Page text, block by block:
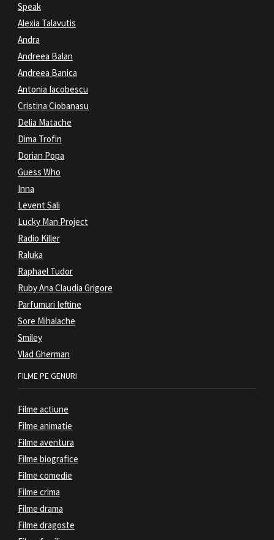
Speak
Alexia Talavutis
Andra
Andreea Balan
Andreea Banica
Antonia Iacobescu
Cristina Ciobanasu
Delia Matache
Dima Trofin
Dorian Popa
Guess Who
Inna
Levent Sali
Lucky Man Project
Radio Killer
Raluka
Raphael Tudor
Ruby Ana Claudia Grigore
Parfumuri Ieftine
Sore Mihalache
Smiley
Vlad Gherman
FILME PE GENURI
Filme actiune
Filme animatie
Filme aventura
Filme biografice
Filme comedie
Filme crima
Filme drama
Filme dragoste